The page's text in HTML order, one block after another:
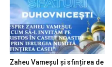
Zaheu Vameșul și sfințirea de